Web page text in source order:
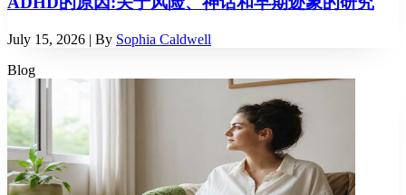
July 15, 2026 | By Sophia Caldwell
Blog